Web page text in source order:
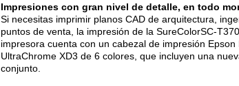
Impresiones con gran nivel de detalle, en todo
Si necesitas imprimir planos CAD de arquitectura,
puntos de venta, la impresión de la SureColorSC-
impresora cuenta con un cabezal de impresión
UltraChrome XD3 de 6 colores, que incluyen una
conjunto.